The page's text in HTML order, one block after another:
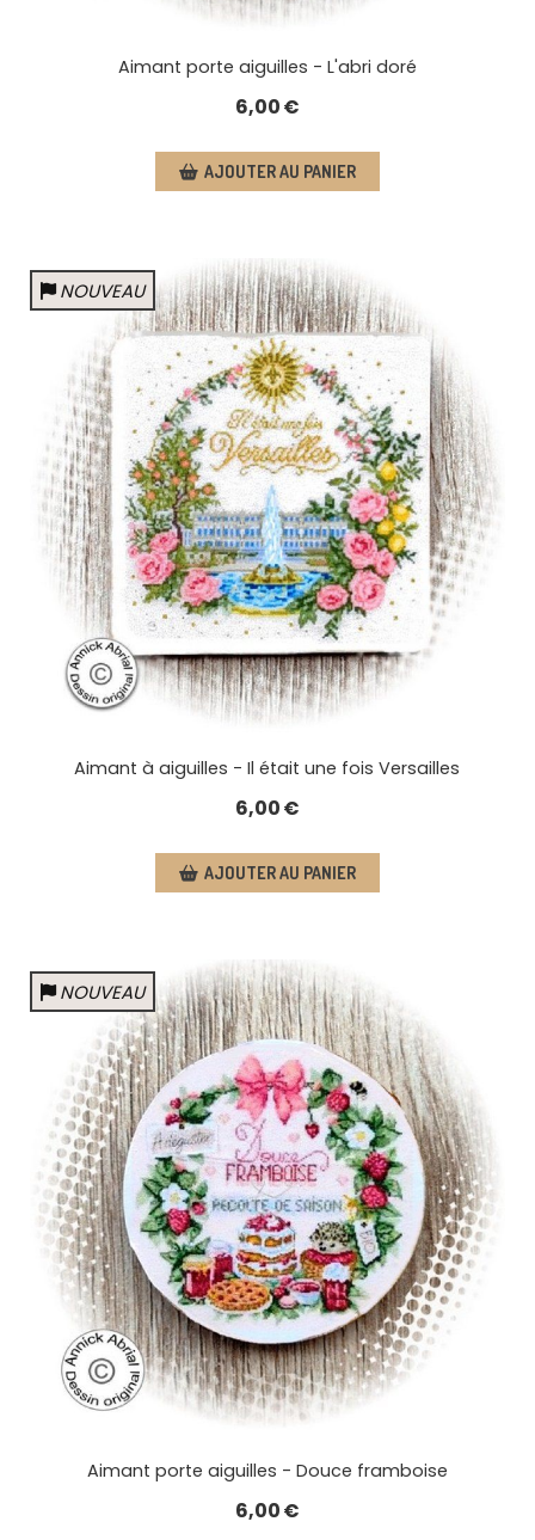
Aimant porte aiguilles - L'abri doré
6,00€
AJOUTER AU PANIER
NOUVEAU
Aimant à aiguilles - Il était une fois Versailles
6,00€
AJOUTER AU PANIER
NOUVEAU
Aimant porte aiguilles - Douce framboise
6,00€